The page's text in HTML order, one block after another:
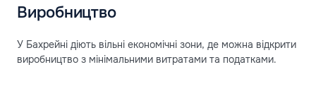
Виробництво
У Бахрейні діють вільні економічні зони, де можна відкрити
виробництво з мінімальними витратами та податками.